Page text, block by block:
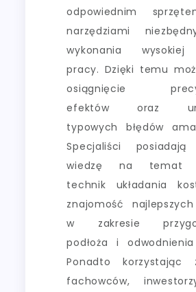
odpowiednim
narzędziami
wykonania wysokiej
pracy. Dzięki temu
osiągnięcie
efektów oraz
typowych błędów
Specjaliści posiadają
wiedzę na temat
technik układania
znajomość
w zakresie
podłoża i
Ponadto korzystając
fachowców,